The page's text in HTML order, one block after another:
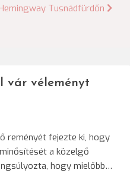
Tusnádfürdőn
vár véleményt
reményét fejezte ki, hogy
a közelgő
hogy mielőbb…